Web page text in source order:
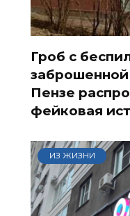
Гроб с
Пензе
фейковая
ИЗ ЖИЗНИ